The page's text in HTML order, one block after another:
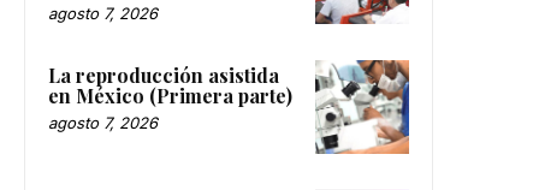
agosto 7, 2026
La reproducción asistida
en México (Primera parte)
agosto 7, 2026